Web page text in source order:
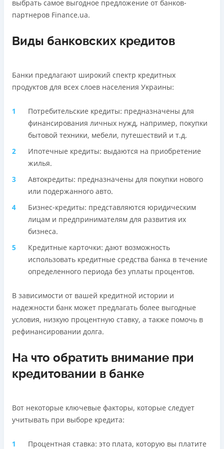
выбрать самое выгодное предложение от банков-
партнеров Finance.ua.
Виды банковских кредитов
Банки предлагают широкий спектр кредитных
продуктов для всех слоев населения Украины:
Потребительские кредиты: предназначены для
финансирования личных нужд, например, покупки
бытовой техники, мебели, путешествий и т.д.
Ипотечные кредиты: выдаются на приобретение
жилья.
Автокредиты: предназначены для покупки нового
или подержанного авто.
Бизнес-кредиты: представляются юридическим
лицам и предпринимателям для развития их
бизнеса.
Кредитные карточки: дают возможность
использовать кредитные средства банка в течение
определенного периода без уплаты процентов.
В зависимости от вашей кредитной истории и
надежности банк может предлагать более выгодные
условия, низкую процентную ставку, а также помочь в
рефинансировании долга.
На что обратить внимание при
кредитовании в банке
Вот некоторые ключевые факторы, которые следует
учитывать при выборе кредита:
Процентная ставка: это плата, которую вы платите